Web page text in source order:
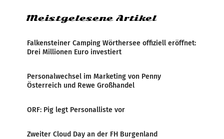
Meistgelesene Artikel
Falkensteiner Camping Wörthersee offiziell eröffnet:
Drei Millionen Euro investiert
Personalwechsel im Marketing von Penny
Österreich und Rewe Großhandel
ORF: Pig legt Personalliste vor
Zweiter Cloud Day an der FH Burgenland